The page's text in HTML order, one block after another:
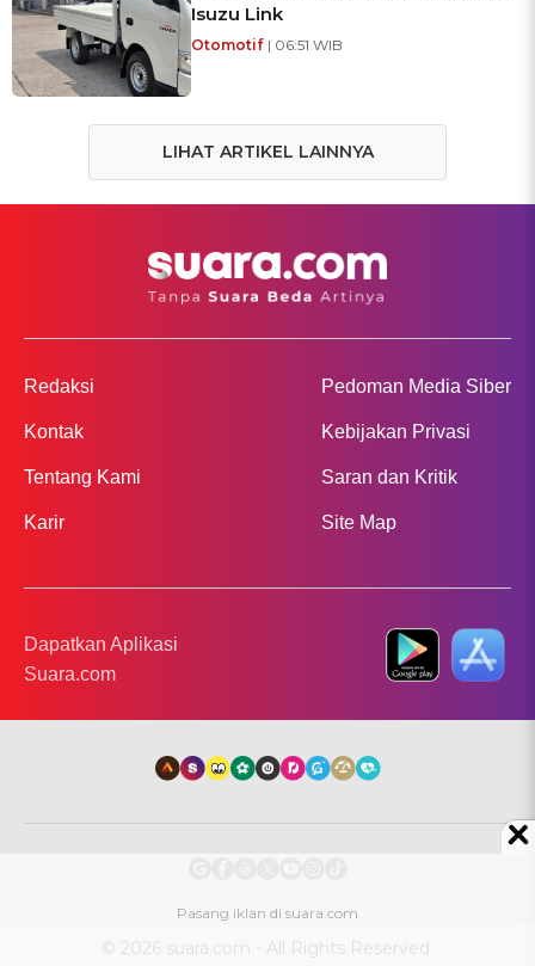
Isuzu Link
Otomotif | 06:51 WIB
LIHAT ARTIKEL LAINNYA
Redaksi
Kontak
Tentang Kami
Karir
Pedoman Media Siber
Kebijakan Privasi
Saran dan Kritik
Site Map
Dapatkan Aplikasi
Suara.com
© 2026 suara.com - All Rights Reserved.